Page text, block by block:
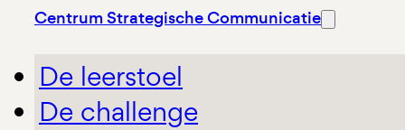
Centrum Strategische Communicatie
De leerstoel
De challenge